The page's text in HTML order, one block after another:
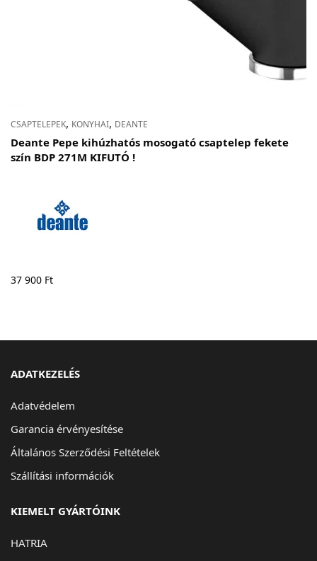
CSAPTELEPEK, KONYHAI, DEANTE
Deante Pepe kihúzhatós mosogató csaptelep fekete
szín BDP 271M KIFUTÓ !
37 900 Ft
ADATKEZELÉS
Adatvédelem
Garancia érvényesítése
Általános Szerződési Feltételek
Szállítási információk
KIEMELT GYÁRTÓINK
HATRIA